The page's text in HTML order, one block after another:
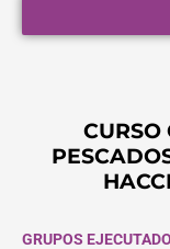
CURSO
GRUPOS